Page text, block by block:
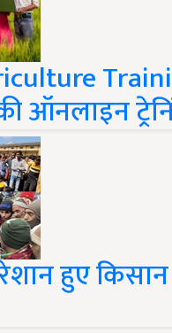
ऑनलाइन
हुए किसान